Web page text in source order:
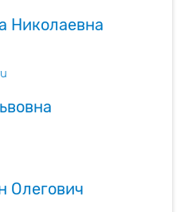
Николаевна
Олегович